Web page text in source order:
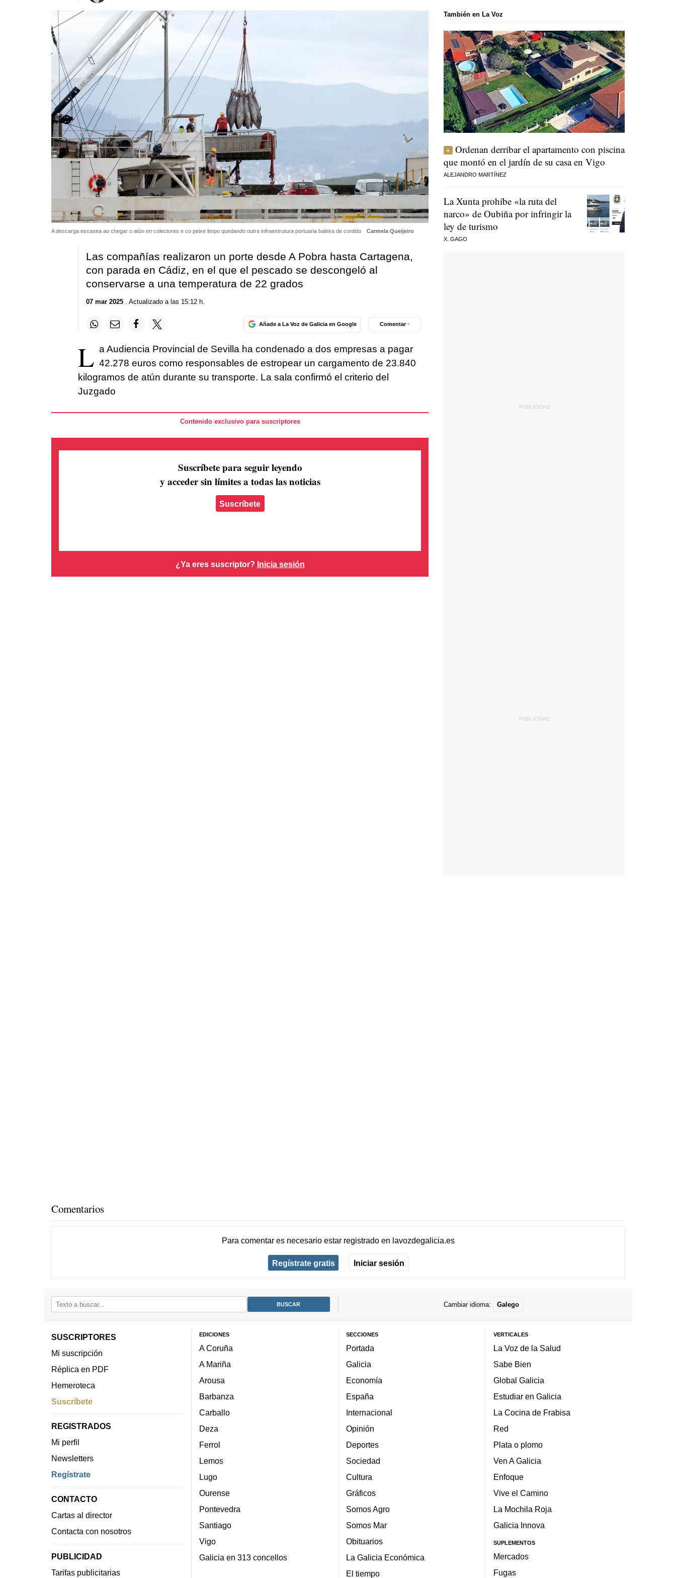
A descarga escasea ao chegar o atún en colectores e co peixe limpo quedando outra infraestrutura portuaria baleira de contido Carmela Queijeiro
Las compañías realizaron un porte desde A Pobra hasta Cartagena,
con parada en Cádiz, en el que el pescado se descongeló al
conservarse a una temperatura de 22 grados
07 mar 2025. Actualizado a las 15:12 h.
Añade a La Voz de Galicia en Google Comentar ·
L a Audiencia Provincial de Sevilla ha condenado a dos empresas a pagar
42.278 euros como responsables de estropear un cargamento de 23.840
kilogramos de atún durante su transporte. La sala confirmó el criterio del
Juzgado
Contenido exclusivo para suscriptores
Suscríbete para seguir leyendo
y acceder sin límites a todas las noticias
Suscríbete
¿Ya eres suscriptor? Inicia sesión
También en La Voz
Ordenan derribar el apartamento con piscina
que montó en el jardín de su casa en Vigo
ALEJANDRO MARTÍNEZ
La Xunta prohíbe «la ruta del
narco» de Oubiña por infringir la
ley de turismo
X. GAGO
Comentarios
Para comentar es necesario estar registradoen lavozdegalicia.es
Regístrate gratis Iniciar sesión
Cambiar idioma: Galego
SUSCRIPTORES
Mi suscripción
Réplica en PDF
Hemeroteca
Suscríbete
REGISTRADOS
Mi perfil
Newsletters
Regístrate
CONTACTO
Cartas al director
Contacta con nosotros
PUBLICIDAD
Tarifas publicitarias
EDICIONES
A Coruña
A Mariña
Arousa
Barbanza
Carballo
Deza
Ferrol
Lemos
Lugo
Ourense
Pontevedra
Santiago
Vigo
Galicia en 313 concellos
SECCIONES
Portada
Galicia
Economía
España
Internacional
Opinión
Deportes
Sociedad
Cultura
Gráficos
Somos Agro
Somos Mar
Obituarios
La Galicia Económica
El tiempo
VERTICALES
La Voz de la Salud
Sabe Bien
Global Galicia
Estudiar en Galicia
La Cocina de Frabisa
Red
Plata o plomo
Ven A Galicia
Enfoque
Vive el Camino
La Mochila Roja
Galicia Innova
SUPLEMENTOS
Mercados
Fugas